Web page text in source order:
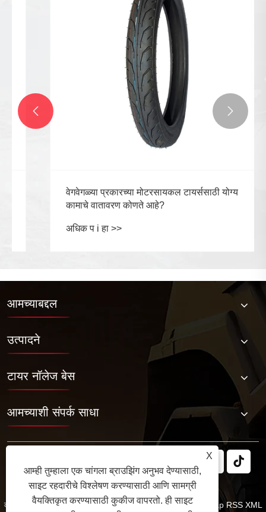
वेगवेगळ्या प्रकारच्या मोटरसायकल टायर्ससाठी योग्य
कामाचे वातावरण कोणते आहे?
अधिक प i हा >>
 
आमच्याबद्दल
उत्पादने
टायर नॉलेज बेस
आमच्याशी संपर्क साधा
कॉपीराइट © 2025 जबिल रबर कं, लि. सर्व हक्क राखीव.Links Sitemap RSS XML
X
आम्ही तुम्हाला एक चांगला ब्राउझिंग अनुभव देण्यासाठी,
साइट रहदारीचे विश्लेषण करण्यासाठी आणि सामग्री
वैयक्तिकृत करण्यासाठी कुकीज वापरतो. ही साइट